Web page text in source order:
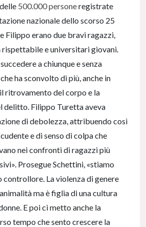
500.000 personeregistrate
nazionale dello scorso 25
Filippo erano due bravi ragazzi,
e universitari giovani.
a chiunque e senza
ha sconvolto di più, anche in
ritrovamento del corpo e la
delitto. Filippo Turetta aveva
di debolezza, attribuendo così
e di senso di colpa che
nei confronti di ragazzi più
Prosegue Schettini, «stiamo
controllore. La violenza di genere
ma è figlia di una cultura
E poi ci metto anche la
tempo che sento crescere la